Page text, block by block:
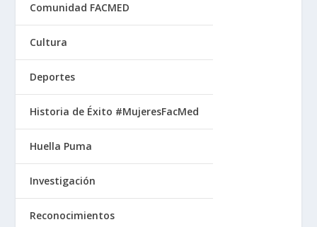
Comunidad FACMED
Cultura
Deportes
Historia de Éxito #MujeresFacMed
Huella Puma
Investigación
Reconocimientos